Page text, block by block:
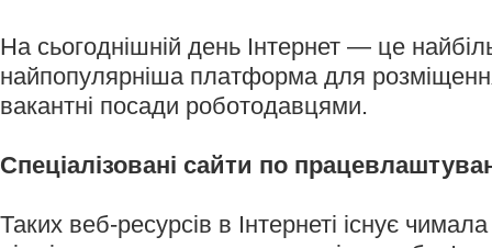
На сьогоднішній день Інтернет — це
найпопулярніша платформа для
вакантні посади роботодавцями.
Спеціалізовані сайти по
Таких веб-ресурсів в Інтернеті існує